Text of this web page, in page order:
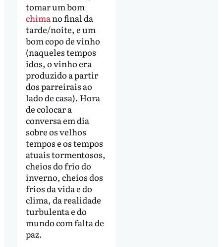
tomar um bom
chimano final da
tarde/noite, e um
bom copo de vinho
(naqueles tempos
idos, o vinho era
produzido a partir
dos parreirais ao
lado de casa). Hora
de colocar a
conversa em dia
sobre os velhos
tempos e os tempos
atuais tormentosos,
cheios do frio do
inverno, cheios dos
frios da vida e do
clima, da realidade
turbulenta e do
mundo com falta de
paz.